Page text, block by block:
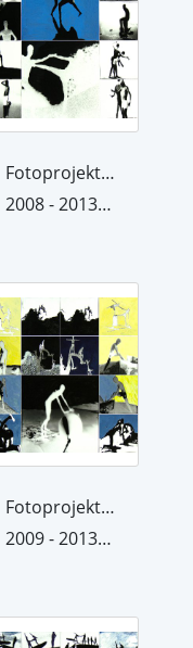
Fotoprojektion 3
2008 - 2013 (übermalt 2013)
Fotoprojektion 5
2009 - 2013 (übermalt 2013)